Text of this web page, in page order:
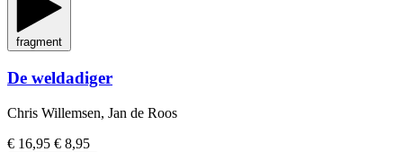
fragment
De weldadiger
Chris Willemsen, Jan de Roos
€ 16,95 € 8,95